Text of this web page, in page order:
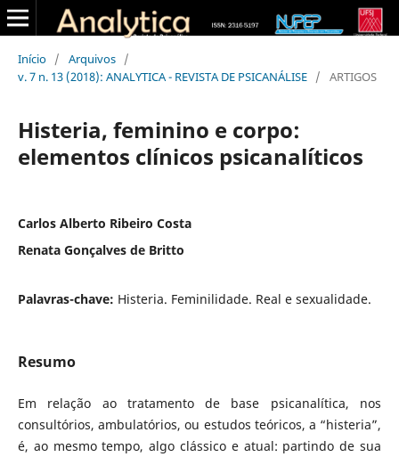
Início / Arquivos /
v. 7 n. 13 (2018): ANALYTICA - REVISTA DE PSICANÁLISE / ARTIGOS
Histeria, feminino e corpo:
elementos clínicos psicanalíticos
Carlos Alberto Ribeiro Costa
Renata Gonçalves de Britto
Palavras-chave: Histeria. Feminilidade. Real e sexualidade.
Resumo
Em relação ao tratamento de base psicanalítica, nos
consultórios, ambulatórios, ou estudos teóricos, a “histeria”,
é, ao mesmo tempo, algo clássico e atual: partindo de sua